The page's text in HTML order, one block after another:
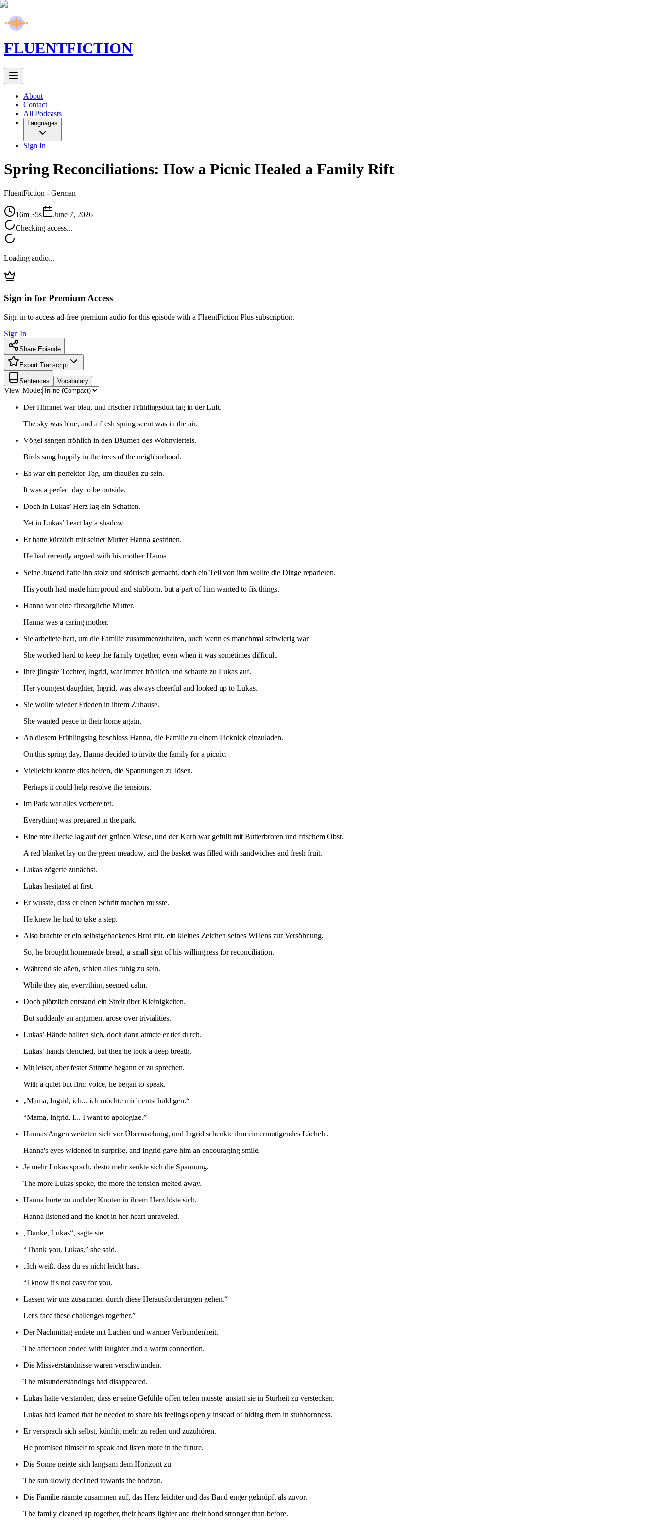
FLUENTFICTION
About
Contact
All Podcasts
Languages
Sign In
Spring Reconciliations: How a Picnic Healed a Family Rift
FluentFiction - German
16m 35s
June 7, 2026
Checking access...
Loading audio...
Sign in for Premium Access
Sign in to access ad-free premium audio for this episode with a FluentFiction Plus subscription.
Sign In
Share Episode
Export Transcript
Sentences Vocabulary
View Mode:
Der Himmel war blau, und frischer Frühlingsduft lag in der Luft.
The sky was blue, and a fresh spring scent was in the air.
Vögel sangen fröhlich in den Bäumen des Wohnviertels.
Birds sang happily in the trees of the neighborhood.
Es war ein perfekter Tag, um draußen zu sein.
It was a perfect day to be outside.
Doch in Lukas’ Herz lag ein Schatten.
Yet in Lukas’ heart lay a shadow.
Er hatte kürzlich mit seiner Mutter Hanna gestritten.
He had recently argued with his mother Hanna.
Seine Jugend hatte ihn stolz und störrisch gemacht, doch ein Teil von ihm wollte die Dinge reparieren.
His youth had made him proud and stubborn, but a part of him wanted to fix things.
Hanna war eine fürsorgliche Mutter.
Hanna was a caring mother.
Sie arbeitete hart, um die Familie zusammenzuhalten, auch wenn es manchmal schwierig war.
She worked hard to keep the family together, even when it was sometimes difficult.
Ihre jüngste Tochter, Ingrid, war immer fröhlich und schaute zu Lukas auf.
Her youngest daughter, Ingrid, was always cheerful and looked up to Lukas.
Sie wollte wieder Frieden in ihrem Zuhause.
She wanted peace in their home again.
An diesem Frühlingstag beschloss Hanna, die Familie zu einem Picknick einzuladen.
On this spring day, Hanna decided to invite the family for a picnic.
Vielleicht konnte dies helfen, die Spannungen zu lösen.
Perhaps it could help resolve the tensions.
Im Park war alles vorbereitet.
Everything was prepared in the park.
Eine rote Decke lag auf der grünen Wiese, und der Korb war gefüllt mit Butterbroten und frischem Obst.
A red blanket lay on the green meadow, and the basket was filled with sandwiches and fresh fruit.
Lukas zögerte zunächst.
Lukas hesitated at first.
Er wusste, dass er einen Schritt machen musste.
He knew he had to take a step.
Also brachte er ein selbstgebackenes Brot mit, ein kleines Zeichen seines Willens zur Versöhnung.
So, he brought homemade bread, a small sign of his willingness for reconciliation.
Während sie aßen, schien alles ruhig zu sein.
While they ate, everything seemed calm.
Doch plötzlich entstand ein Streit über Kleinigkeiten.
But suddenly an argument arose over trivialities.
Lukas’ Hände ballten sich, doch dann atmete er tief durch.
Lukas’ hands clenched, but then he took a deep breath.
Mit leiser, aber fester Stimme begann er zu sprechen.
With a quiet but firm voice, he began to speak.
„Mama, Ingrid, ich... ich möchte mich entschuldigen.“
“Mama, Ingrid, I... I want to apologize.”
Hannas Augen weiteten sich vor Überraschung, und Ingrid schenkte ihm ein ermutigendes Lächeln.
Hanna's eyes widened in surprise, and Ingrid gave him an encouraging smile.
Je mehr Lukas sprach, desto mehr senkte sich die Spannung.
The more Lukas spoke, the more the tension melted away.
Hanna hörte zu und der Knoten in ihrem Herz löste sich.
Hanna listened and the knot in her heart unraveled.
„Danke, Lukas“, sagte sie.
“Thank you, Lukas,” she said.
„Ich weiß, dass du es nicht leicht hast.
“I know it's not easy for you.
Lassen wir uns zusammen durch diese Herausforderungen gehen.“
Let's face these challenges together.”
Der Nachmittag endete mit Lachen und warmer Verbundenheit.
The afternoon ended with laughter and a warm connection.
Die Missverständnisse waren verschwunden.
The misunderstandings had disappeared.
Lukas hatte verstanden, dass er seine Gefühle offen teilen musste, anstatt sie in Sturheit zu verstecken.
Lukas had learned that he needed to share his feelings openly instead of hiding them in stubbornness.
Er versprach sich selbst, künftig mehr zu reden und zuzuhören.
He promised himself to speak and listen more in the future.
Die Sonne neigte sich langsam dem Horizont zu.
The sun slowly declined towards the horizon.
Die Familie räumte zusammen auf, das Herz leichter und das Band enger geknüpft als zuvor.
The family cleaned up together, their hearts lighter and their bond stronger than before.